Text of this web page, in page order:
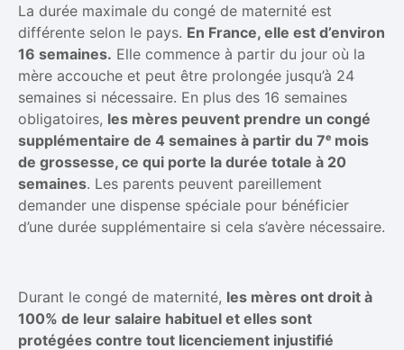
La durée maximale du congé de maternité est
différente selon le pays. En France, elle est d’environ
16 semaines. Elle commence à partir du jour où la
mère accouche et peut être prolongée jusqu’à 24
semaines si nécessaire. En plus des 16 semaines
obligatoires, les mères peuvent prendre un congé
supplémentaire de 4 semaines à partir du 7ᵉ mois
de grossesse, ce qui porte la durée totale à 20
semaines. Les parents peuvent pareillement
demander une dispense spéciale pour bénéficier
d’une durée supplémentaire si cela s’avère nécessaire.
Durant le congé de maternité, les mères ont droit à
100% de leur salaire habituel et elles sont
protégées contre tout licenciement injustifié